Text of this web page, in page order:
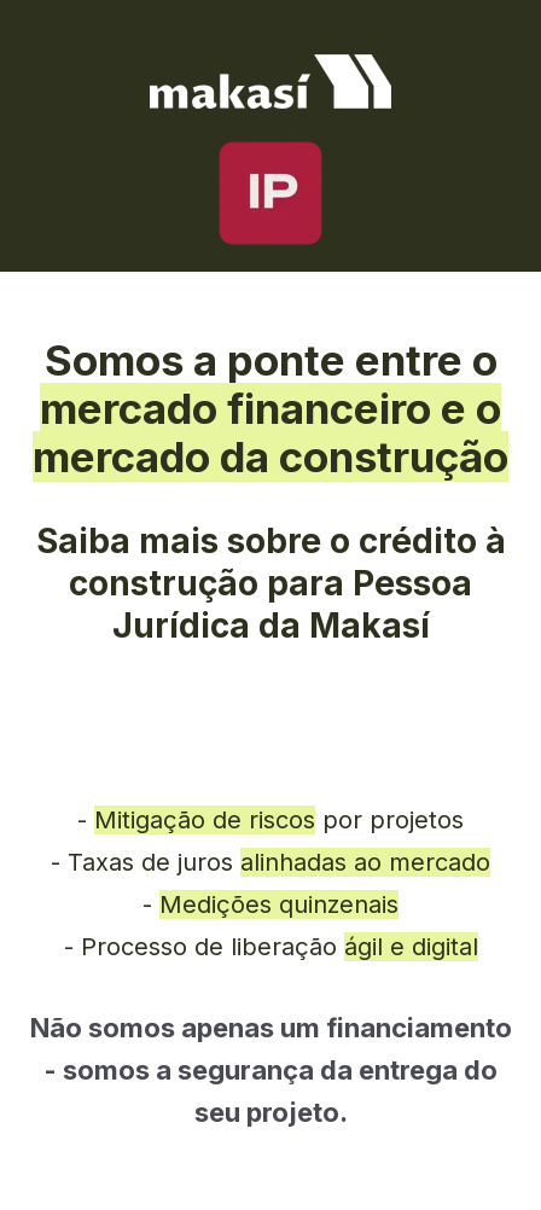
Somos a ponte entre o
mercado financeiro e o
mercado da construção
Saiba mais sobre o crédito à
construção para Pessoa
Jurídica da Makasí
- Mitigação de riscos por projetos
- Taxas de juros alinhadas ao mercado
- Medições quinzenais
- Processo de liberação ágil e digital
Não somos apenas um financiamento
- somos a segurança da entrega do
seu projeto.